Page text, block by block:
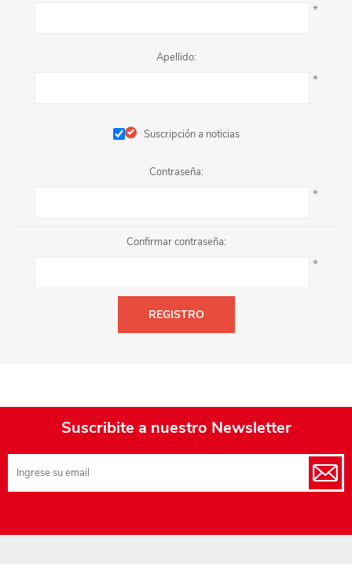
*
Apellido:
*
Suscripción a noticias
Contraseña:
*
Confirmar contraseña:
*
Suscribite a nuestro Newsletter